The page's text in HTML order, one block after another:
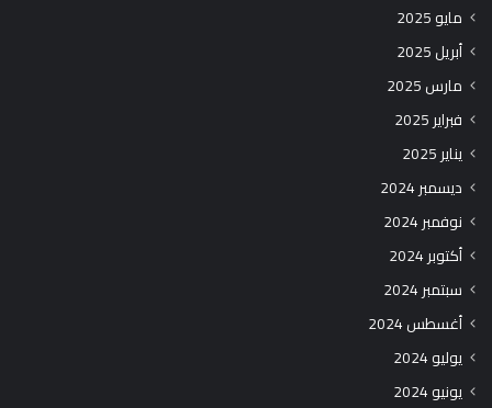
مايو 2025
أبريل 2025
مارس 2025
فبراير 2025
يناير 2025
ديسمبر 2024
نوفمبر 2024
أكتوبر 2024
سبتمبر 2024
أغسطس 2024
يوليو 2024
يونيو 2024